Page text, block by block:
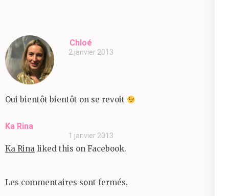
Chloé
2 janvier 2013
Oui bientôt bientôt on se revoit
Ka Rina
1 janvier 2013
Ka Rina liked this on Facebook.
Les commentaires sont fermés.